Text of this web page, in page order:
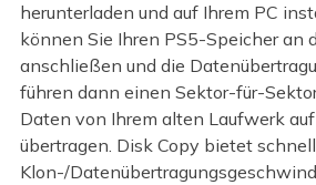
herunterladen und auf Ihrem PC
können Sie Ihren PS5-Speicher an
anschließen und die
führen dann einen Sektor-für-
Daten von Ihrem alten Laufwerk auf
übertragen. Disk Copy bietet
Klon-/